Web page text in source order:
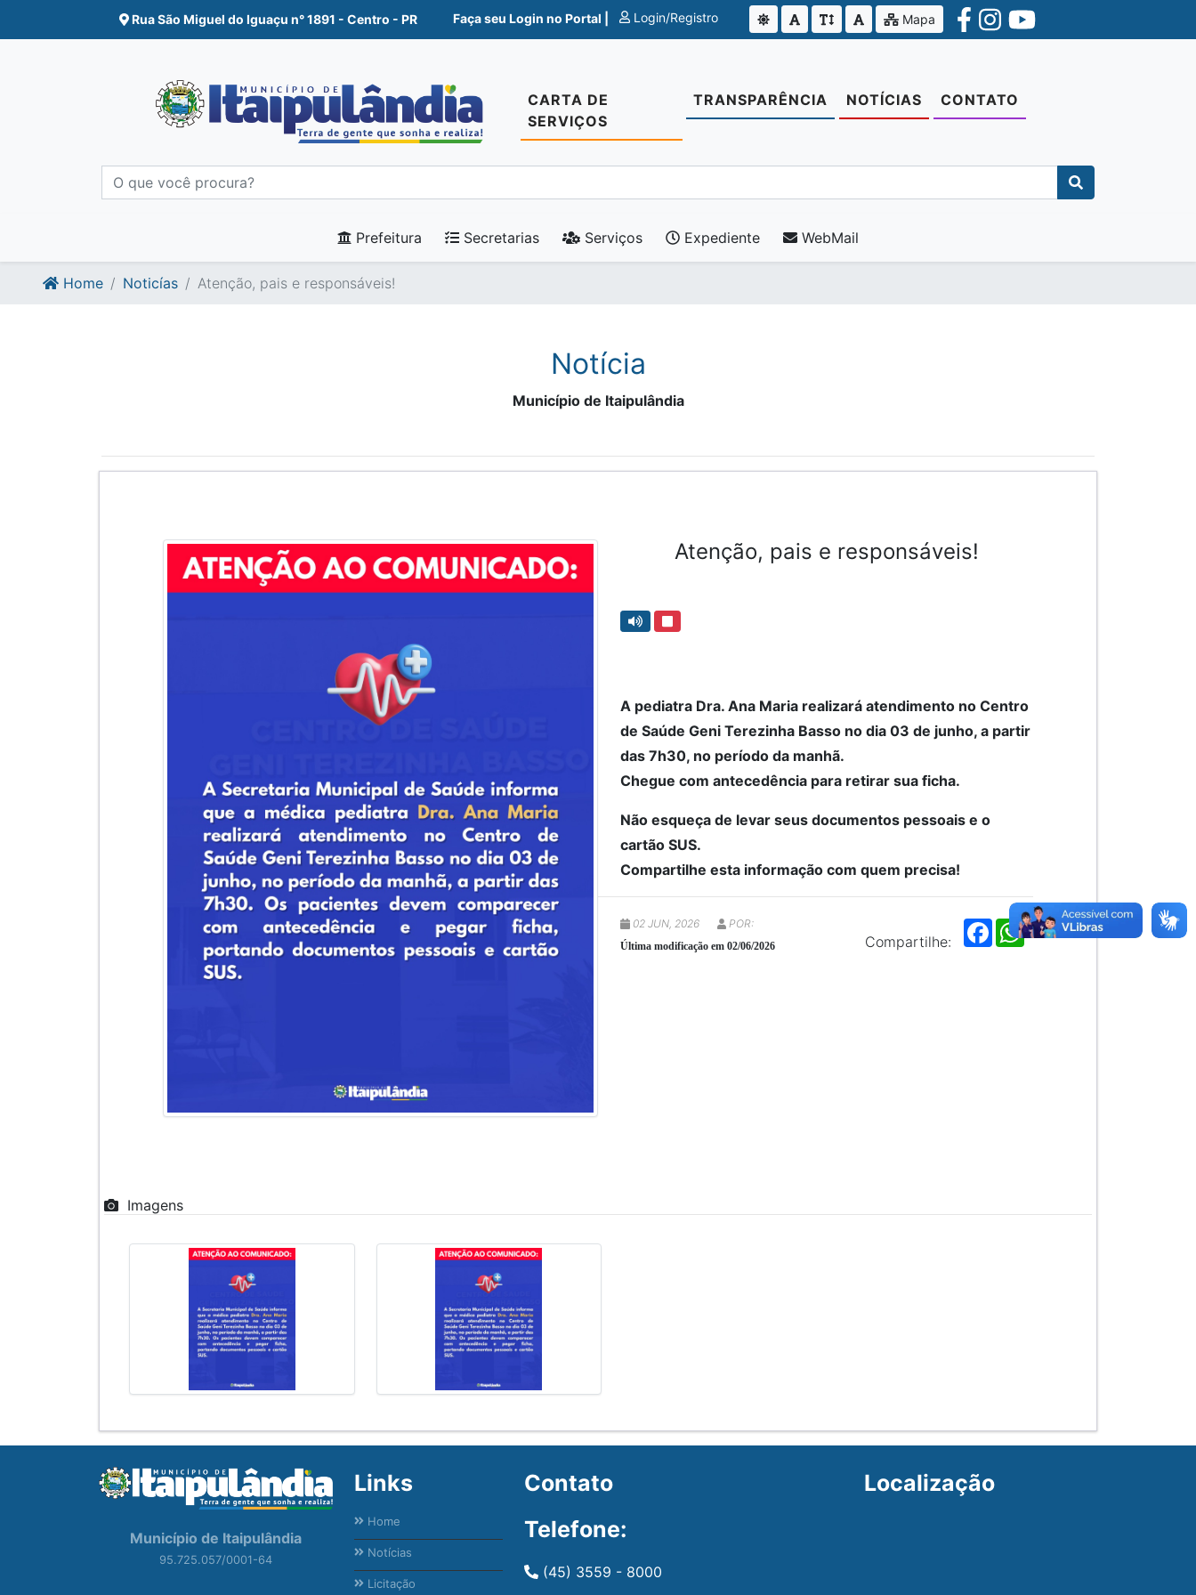
Ir para o conte�do
Ir para o fim do conte�do
Rua São Miguel do Iguaçu n° 1891 - Centro - PR Faça seu Login no Portal | Login/Registro Mapa
CARTA DE
SERVIÇOS
TRANSPARÊNCIA NOTÍCIAS CONTATO
Prefeitura Secretarias Serviços Expediente WebMail
Home Noticías Atenção, pais e responsáveis!
Notícia
Município de Itaipulândia
Atenção, pais e responsáveis!
A pediatra Dra. Ana Maria realizará atendimento no Centro
de Saúde Geni Terezinha Basso no dia 03 de junho, a partir
das 7h30, no período da manhã.
Chegue com antecedência para retirar sua ficha.
Não esqueça de levar seus documentos pessoais e o
cartão SUS.
Compartilhe esta informação com quem precisa!
Compartilhe:
F
a
W
h
02 JUN, 2026 POR:
Última modificação em 02/06/2026
Imagens
Município de Itaipulândia
95.725.057/0001-64
Links
Home
Notícias
Licitação
Contato
Telefone:
(45) 3559 - 8000
Localização